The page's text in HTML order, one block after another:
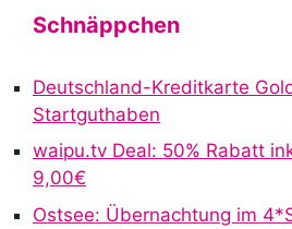
n
t
Schnäppchen
Deutschland-Kreditkarte
Startguthaben
waipu.tv Deal: 50% Rabatt
9,00€
Ostsee: Übernachtung im